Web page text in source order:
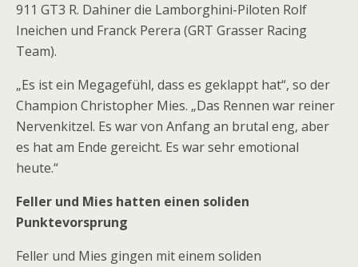
911 GT3 R. Dahiner die Lamborghini-Piloten Rolf
Ineichen und Franck Perera (GRT Grasser Racing
Team).
„Es ist ein Megagefühl, dass es geklappt hat“, so der
Champion Christopher Mies. „Das Rennen war reiner
Nervenkitzel. Es war von Anfang an brutal eng, aber
es hat am Ende gereicht. Es war sehr emotional
heute.“
Feller und Mies hatten einen soliden
Punktevorsprung
Feller und Mies gingen mit einem soliden